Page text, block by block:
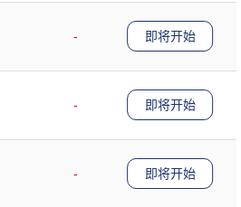
-
即将开始
-
即将开始
-
即将开始